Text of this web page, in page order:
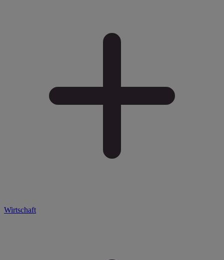
Wirtschaft